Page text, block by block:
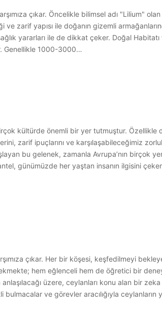
çıkar. Öncelikle bilimsel adı "Lilium"
zarif yapısı ile doğanın gizemli
yararları ile de dikkat çeker. Doğal Habitatı
Genellikle 1000-3000…
kültürde önemli bir yer tutmuştur. Özellikle
zarif ipuçlarını ve karşılaşabileceğimiz
bu gelenek, zamanla Avrupa’nın birçok
günümüzde her yaştan insanın ilgisini
çıkar. Her bir köşesi, keşfedilmeyi
hem eğlenceli hem de öğretici bir
üzere, ceylanları konu alan bir
ve görevler aracılığıyla ceylanların